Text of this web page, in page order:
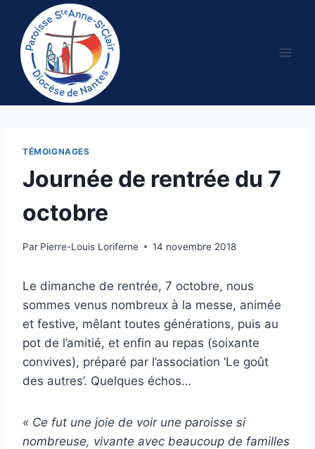
contenu
TÉMOIGNAGES
Journée de rentrée du 7
octobre
Par Pierre-Louis Loriferne 14 novembre 2018
Le dimanche de rentrée, 7 octobre, nous
sommes venus nombreux à la messe, animée
et festive, mêlant toutes générations, puis au
pot de l’amitié, et enfin au repas (soixante
convives), préparé par l’association ‘Le goût
des autres’. Quelques échos…
« Ce fut une joie de voir une paroisse si
nombreuse, vivante avec beaucoup de familles